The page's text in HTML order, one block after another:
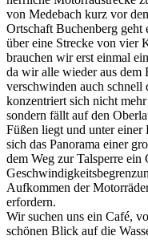
von Medebach kurz vor
Ortschaft Buchenberg
über eine Strecke von vier
brauchen wir erst einmal
da wir alle wieder aus dem
verschwinden auch
konzentriert sich nicht
sondern fällt auf den
Füßen liegt und unter
sich das Panorama einer
dem Weg zur Talsperre
Aufkommen der
erfordern.
Wir suchen uns ein Café,
schönen Blick auf die